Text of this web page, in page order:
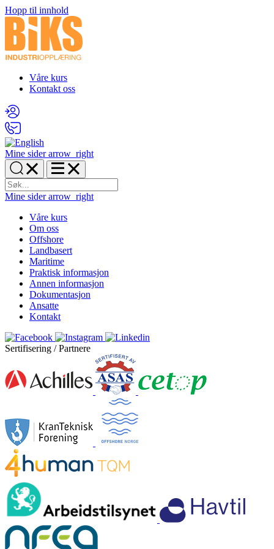
Hopp til innhold
Våre kurs
Kontakt oss
Mine sider arrow_right
Mine sider arrow_right
Våre kurs
Om oss
Offshore
Landbasert
Maritime
Praktisk informasjon
Annen informasjon
Dokumentasjon
Ansatte
Kontakt
Sertifisering / Partnere